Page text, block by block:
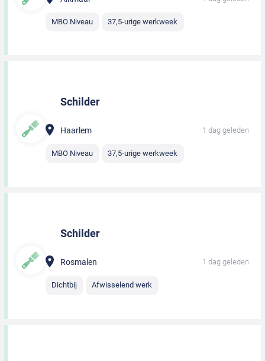
MBO Niveau 37,5-urige werkweek
Schilder
Haarlem 1 dag geleden
MBO Niveau 37,5-urige werkweek
Schilder
Rosmalen 1 dag geleden
Dichtbij Afwisselend werk